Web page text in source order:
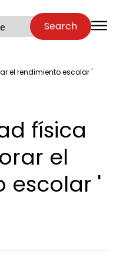
Search
el rendimiento escolar '
física
el
escolar '